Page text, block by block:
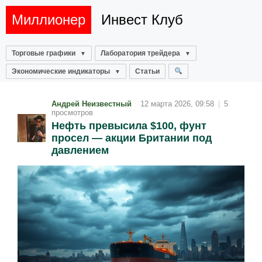
Миллионер Инвест Клуб
Торговые графики Лаборатория трейдера
Экономические индикаторы Статьи
Андрей Неизвестный 12 марта 2026, 09:58
5
просмотров
Нефть превысила $100, фунт
просел — акции Британии под
давлением